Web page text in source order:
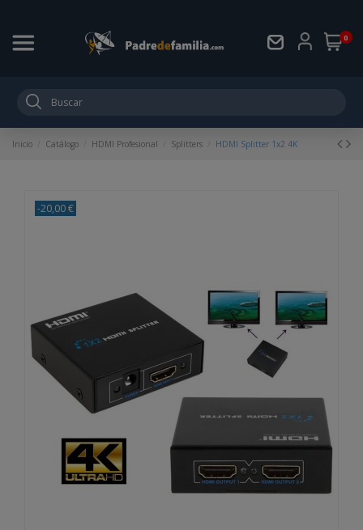
0
Inicio Catálogo HDMI Profesional Splitters HDMI Splitter 1x2 4K
-20,00 €